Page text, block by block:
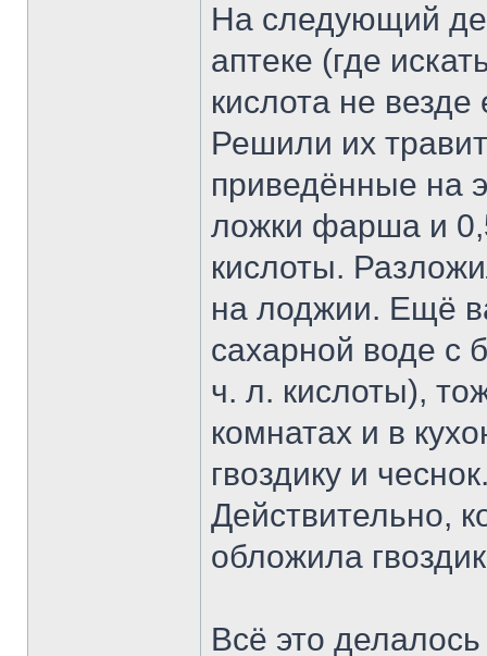
На следующий
аптеке (где
кислота не
Решили их
приведённые на
ложки фарша и
кислоты.
на лоджии. Ещё
сахарной воде с
ч. л. кислоты),
комнатах и в
гвоздику и
Действительно,
обложила
Всё это